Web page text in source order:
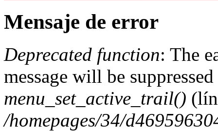
Mensaje de error
Deprecated function: The
message will be
menu_set_active_trail()
/homepages/34/